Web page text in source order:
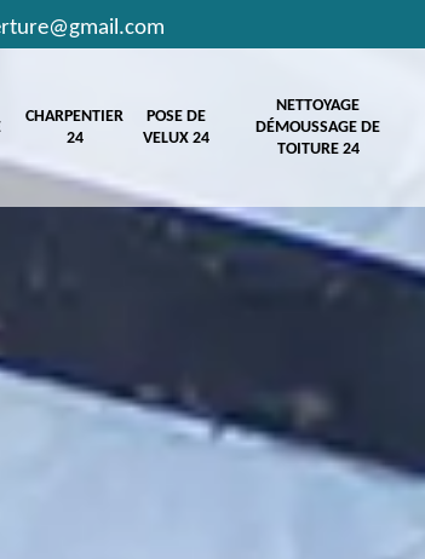
CHARPENTIER
24
POSE DE
VELUX 24
NETTOYAGE
DÉMOUSSAGE DE
TOITURE 24